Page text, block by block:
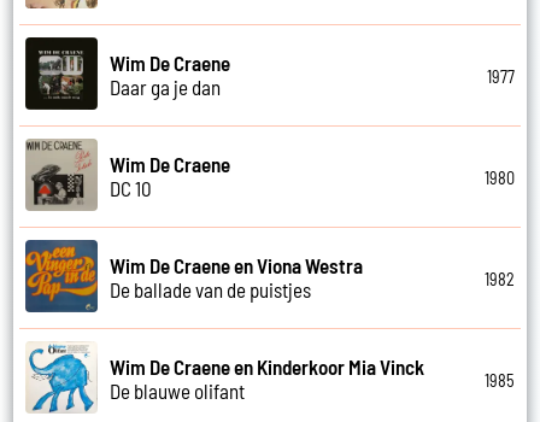
Wim De Craene
Daar ga je dan
1977
Wim De Craene
DC 10
1980
Wim De Craene en Viona Westra
De ballade van de puistjes
1982
Wim De Craene en Kinderkoor Mia Vinck
De blauwe olifant
1985